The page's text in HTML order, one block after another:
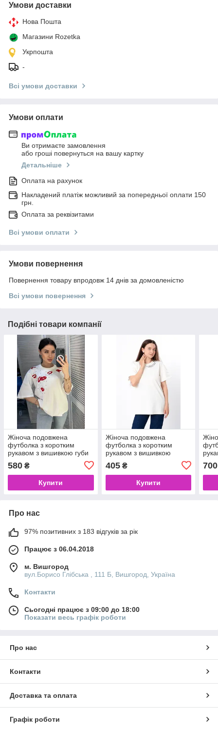
Умови доставки
Нова Пошта
Магазини Rozetka
Укрпошта
-
Всі умови доставки
Умови оплати
Ви отримаєте замовлення
або гроші повернуться на вашу картку
Детальніше
Оплата на рахунок
Накладений платіж можливий за попередньої оплати 150
грн.
Оплата за реквізитами
Всі умови оплати
Умови повернення
Повернення товару впродовж 14 днів за домовленістю
Всі умови повернення
Подібні товари компанії
Жіноча подовжена
футболка з коротким
рукавом з вишивкою губи
580 ₴
Купити
Жіноча подовжена
футболка з коротким
рукавом з вишивкою
405₴
Купити
700
Про нас
97% позитивних з 183 відгуків за рік
Працює з 06.04.2018
м. Вишгород
вул.Борисо Глібська , 111 Б, Вишгород, Україна
Контакти
Сьогодні працює з 09:00 до 18:00
Показати весь графік роботи
Про нас
Контакти
Доставка та оплата
Графік роботи